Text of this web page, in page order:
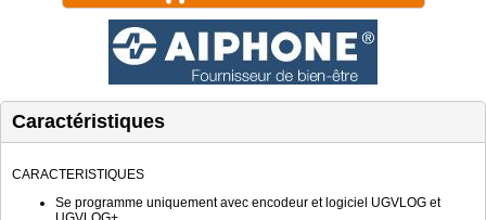
Caractéristiques
CARACTERISTIQUES
Se programme uniquement avec encodeur et logiciel UGVLOG et